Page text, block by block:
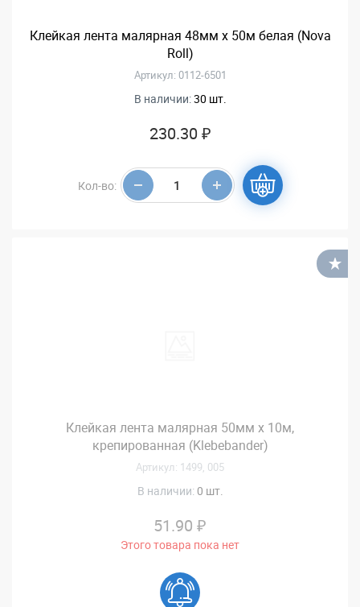
Клейкая лента малярная 48мм х 50м белая (Nova
Roll)
Артикул: 0112-6501
В наличии:30 шт.
230.30 ₽
Кол-во:
Клейкая лента малярная 50мм х 10м,
крепированная (Klebebander)
Артикул: 1499, 005
В наличии: 0 шт.
51.90 ₽
Этого товара пока нет